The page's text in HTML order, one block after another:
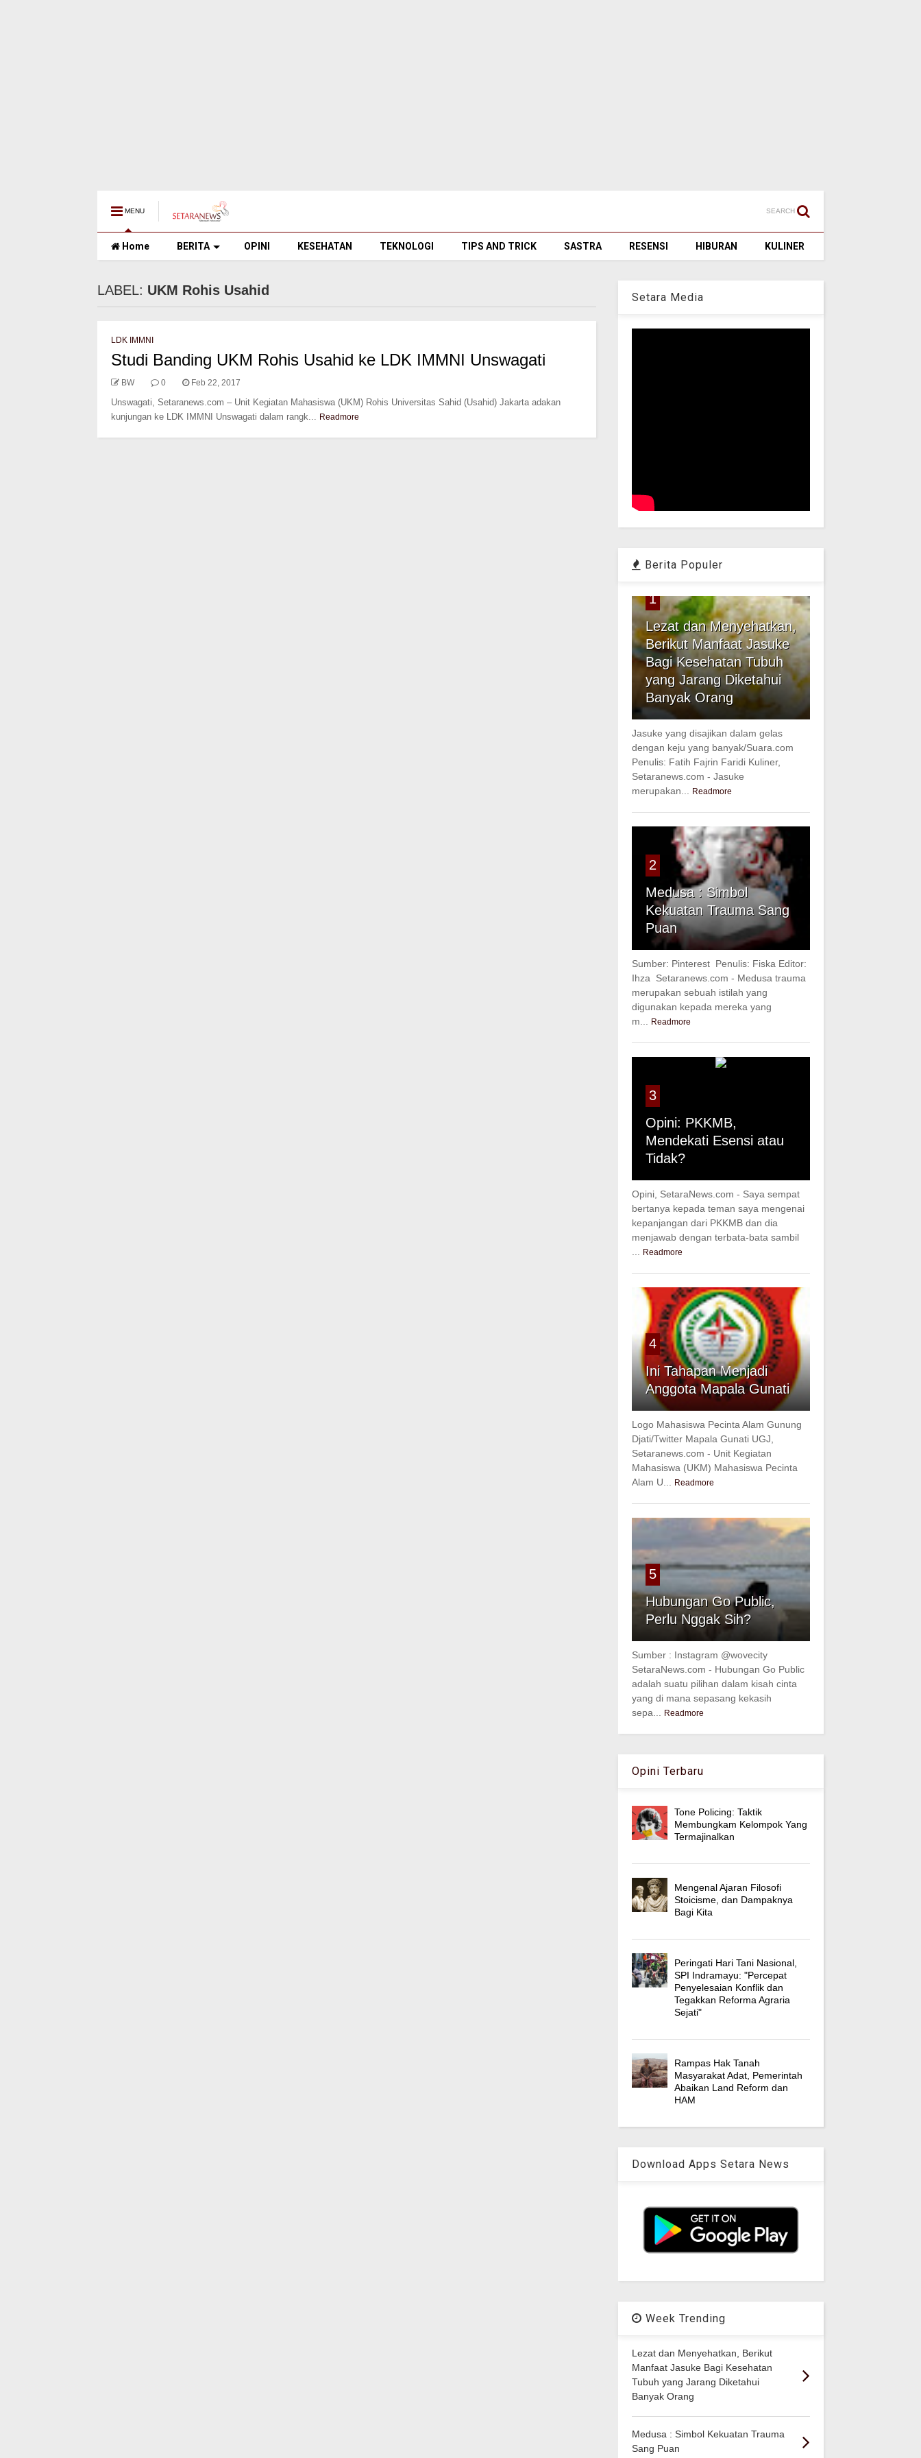
MENU SEARCH
Home BERITA OPINI KESEHATAN TEKNOLOGI TIPS AND TRICK SASTRA RESENSI HIBURAN KULINER
LABEL: UKM Rohis Usahid
LDK IMMNI
Studi Banding UKM Rohis Usahid ke LDK IMMNI Unswagati
BW 0 Feb 22, 2017
Unswagati, Setaranews.com – Unit Kegiatan Mahasiswa (UKM) Rohis Universitas Sahid (Usahid) Jakarta adakan
kunjungan ke LDK IMMNI Unswagati dalam rangk... Readmore
Setara Media
Berita Populer
1
Lezat dan Menyehatkan,
Berikut Manfaat Jasuke
Bagi Kesehatan Tubuh
yang Jarang Diketahui
Banyak Orang
Jasuke yang disajikan dalam gelas
dengan keju yang banyak/Suara.com
Penulis: Fatih Fajrin Faridi Kuliner,
Setaranews.com - Jasuke
merupakan...
Readmore
2
Medusa : Simbol
Kekuatan Trauma Sang
Puan
Sumber: Pinterest Penulis: Fiska Editor:
Ihza Setaranews.com - Medusa trauma
merupakan sebuah istilah yang
digunakan kepada mereka yang
m...
Readmore
3
Opini: PKKMB,
Mendekati Esensi atau
Tidak?
Opini, SetaraNews.com - Saya sempat
bertanya kepada teman saya mengenai
kepanjangan dari PKKMB dan dia
menjawab dengan terbata-bata sambil
Readmore
4
Ini Tahapan Menjadi
Anggota Mapala Gunati
Logo Mahasiswa Pecinta Alam Gunung
Djati/Twitter Mapala Gunati UGJ,
Setaranews.com - Unit Kegiatan
Mahasiswa (UKM) Mahasiswa Pecinta
Alam U...
Readmore
5
Hubungan Go Public,
Perlu Nggak Sih?
Sumber : Instagram @wovecity
SetaraNews.com - Hubungan Go Public
adalah suatu pilihan dalam kisah cinta
yang di mana sepasang kekasih
sepa...
Readmore
Opini Terbaru
Tone Policing: Taktik
Membungkam Kelompok Yang
Termajinalkan
Mengenal Ajaran Filosofi
Stoicisme, dan Dampaknya
Bagi Kita
Peringati Hari Tani Nasional,
SPI Indramayu: "Percepat
Penyelesaian Konflik dan
Tegakkan Reforma Agraria
Sejati"
Rampas Hak Tanah
Masyarakat Adat, Pemerintah
Abaikan Land Reform dan
HAM
Download Apps Setara News
Week Trending
Lezat dan Menyehatkan, Berikut
Manfaat Jasuke Bagi Kesehatan
Tubuh yang Jarang Diketahui
Banyak Orang
Medusa : Simbol Kekuatan Trauma
Sang Puan